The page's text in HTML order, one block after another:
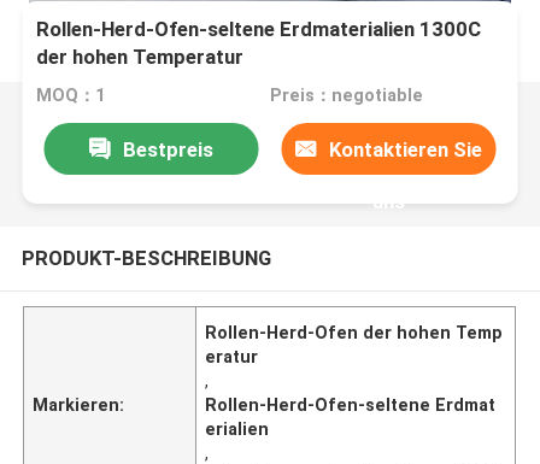
Rollen-Herd-Ofen-seltene Erdmaterialien 1300C
der hohen Temperatur
MOQ：1 Preis：negotiable
Bestpreis Kontaktieren Sie
uns
PRODUKT-BESCHREIBUNG
Markieren:
Rollen-Herd-Ofen der hohen Temp
eratur
,
Rollen-Herd-Ofen-seltene Erdmat
erialien
,